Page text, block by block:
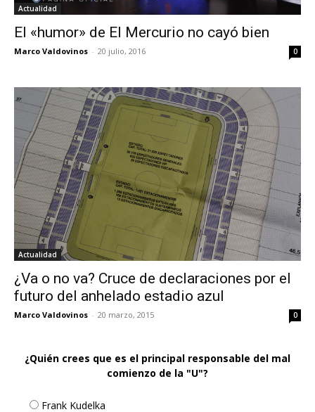
Actualidad
El «humor» de El Mercurio no cayó bien
Marco Valdovinos - 20 julio, 2016 0
Actualidad
¿Va o no va? Cruce de declaraciones por el
futuro del anhelado estadio azul
Marco Valdovinos - 20 marzo, 2015 0
¿Quién crees que es el principal responsable del mal
comienzo de la "U"?
Frank Kudelka